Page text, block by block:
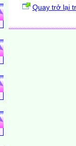
Quay trở lại